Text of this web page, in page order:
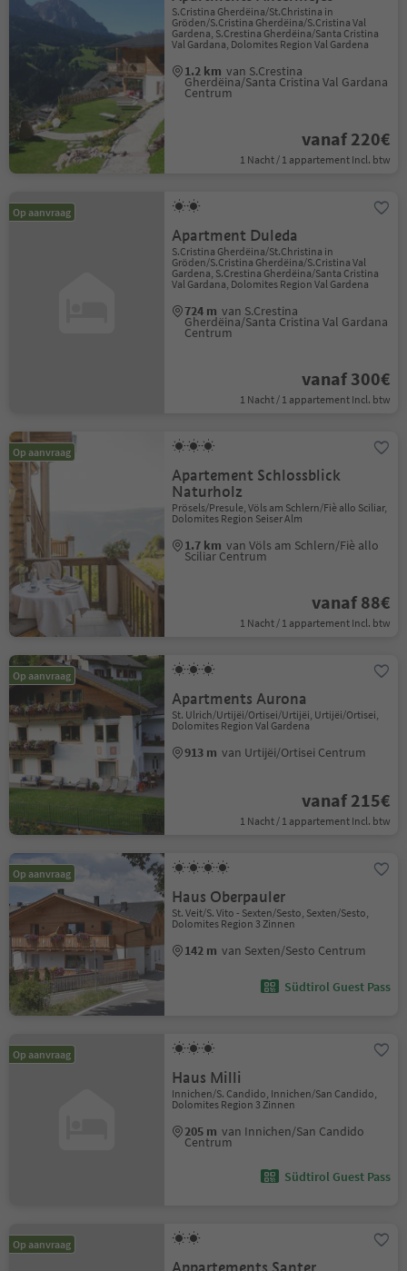
S.Cristina Gherdëina/St.Christina in
Gröden/S.Cristina Gherdëina/S.Cristina Val
Gardena, S.Crestina Gherdëina/Santa Cristina
Val Gardana, Dolomites Region Val Gardena
1.2 km van S.Crestina
Gherdëina/Santa Cristina Val Gardana
Centrum
vanaf 220€
1 Nacht / 1 appartement Incl. btw
Op aanvraag
Apartment Duleda
S.Cristina Gherdëina/St.Christina in
Gröden/S.Cristina Gherdëina/S.Cristina Val
Gardena, S.Crestina Gherdëina/Santa Cristina
Val Gardana, Dolomites Region Val Gardena
724 m van S.Crestina
Gherdëina/Santa Cristina Val Gardana
Centrum
vanaf 300€
1 Nacht / 1 appartement Incl. btw
Op aanvraag
Apartement Schlossblick
Naturholz
Prösels/Presule, Völs am Schlern/Fiè allo Sciliar,
Dolomites Region Seiser Alm
1.7 km van Völs am Schlern/Fiè allo
Sciliar Centrum
vanaf 88€
1 Nacht / 1 appartement Incl. btw
Op aanvraag
Apartments Aurona
St. Ulrich/Urtijëi/Ortisei/Urtijëi, Urtijëi/Ortisei,
Dolomites Region Val Gardena
913 m van Urtijëi/Ortisei Centrum
vanaf 215€
1 Nacht / 1 appartement Incl. btw
Op aanvraag
Haus Oberpauler
St. Veit/S. Vito - Sexten/Sesto, Sexten/Sesto,
Dolomites Region 3 Zinnen
142 m van Sexten/Sesto Centrum
Südtirol Guest Pass
Op aanvraag
Haus Milli
Innichen/S. Candido, Innichen/San Candido,
Dolomites Region 3 Zinnen
205 m van Innichen/San Candido
Centrum
Südtirol Guest Pass
Op aanvraag